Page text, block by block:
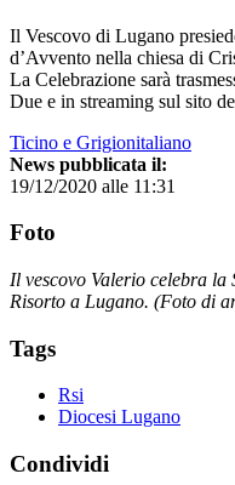
Il Vescovo di Lugano
d’Avvento nella chiesa di
La Celebrazione sarà
Due e in streaming sul sito
Ticino e Grigionitaliano
News pubblicata il:
19/12/2020 alle 11:31
Foto
Il vescovo Valerio celebra la
Risorto a Lugano. (Foto di
Tags
Rsi
Diocesi Lugano
Condividi